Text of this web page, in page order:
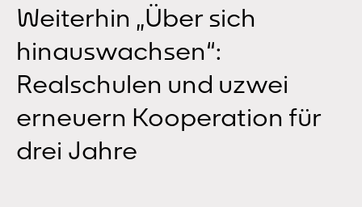
Weiterhin „Über sich
hinauswachsen“:
Realschulen und uzwei
erneuern Kooperation für
drei Jahre